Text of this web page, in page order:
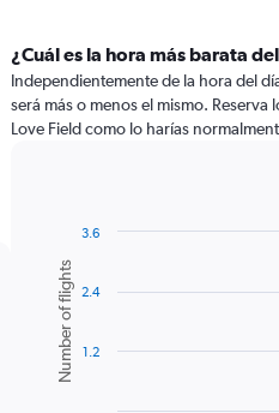
¿Cuál es la hora más barata
Independientemente de la hora del
será más o menos el mismo.
Love Field como lo harías
chart
with
bars.
The
Chart
graphic.
Number of flights 1.2
2.4
3.6